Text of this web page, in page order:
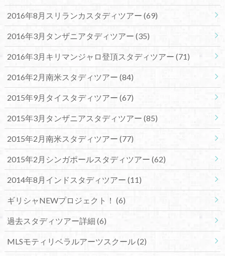
2016年8月スリランカスタディツアー (69)
2016年3月タンザニアタディツアー (35)
2016年3月キリマンジャロ登頂スタディツアー (71)
2016年2月南米スタディツアー (84)
2015年9月タイスタディツアー (67)
2015年3月タンザニアスタディツアー (85)
2015年2月南米スタディツアー (77)
2015年2月シンガポールスタディツアー (62)
2014年8月インドスタディツアー (11)
ギリシャNEWプロジェクト！ (6)
過去スタディツアー詳細 (6)
MLSモティリベラルアーツスクール(2)